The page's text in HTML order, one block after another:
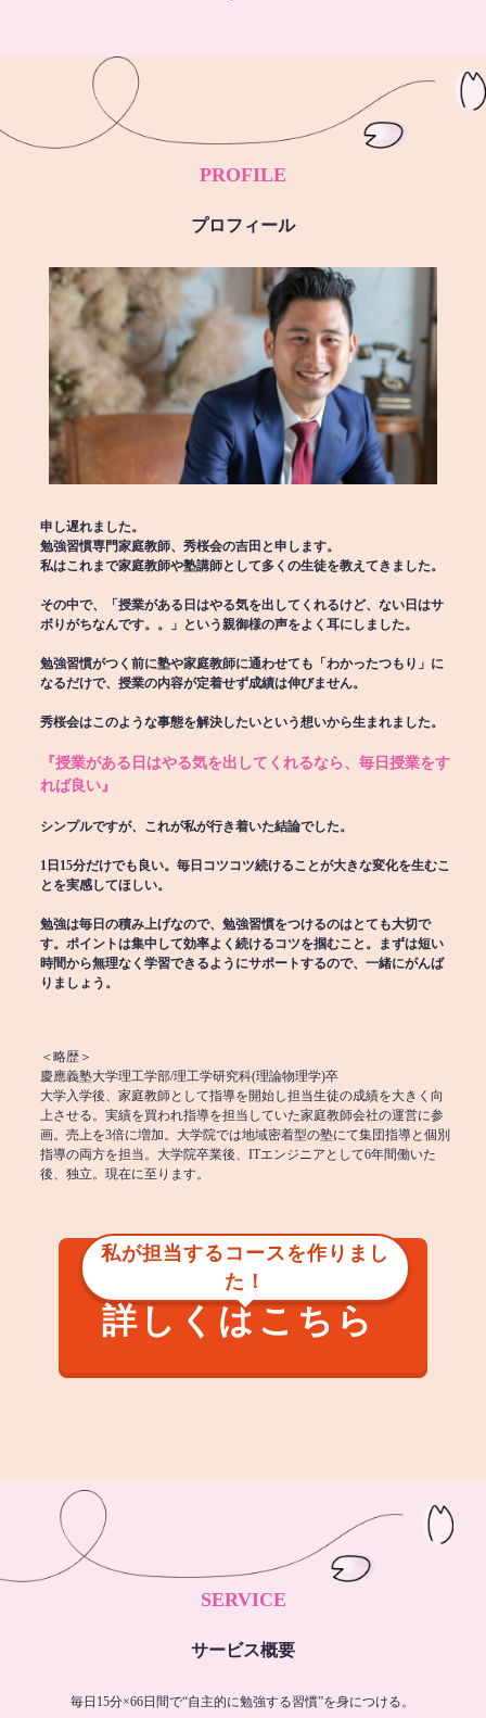
PROFILE
プロフィール
申し遅れました。
勉強習慣専門家庭教師、秀桜会の吉田と申します。
私はこれまで家庭教師や塾講師として多くの生徒を教えてきました。
その中で、「授業がある日はやる気を出してくれるけど、ない日はサ
ボりがちなんです。。」という親御様の声をよく耳にしました。
勉強習慣がつく前に塾や家庭教師に通わせても「わかったつもり」に
なるだけで、授業の内容が定着せず成績は伸びません。
秀桜会はこのような事態を解決したいという想いから生まれました。
『授業がある日はやる気を出してくれるなら、毎日授業をす
れば良い』
シンプルですが、これが私が行き着いた結論でした。
1日15分だけでも良い。毎日コツコツ続けることが大きな変化を生むこ
とを実感してほしい。
勉強は毎日の積み上げなので、勉強習慣をつけるのはとても大切で
す。ポイントは集中して効率よく続けるコツを掴むこと。まずは短い
時間から無理なく学習できるようにサポートするので、一緒にがんば
りましょう。
＜略歴＞
慶應義塾大学理工学部/理工学研究科(理論物理学)卒
大学入学後、家庭教師として指導を開始し担当生徒の成績を大きく向
上させる。実績を買われ指導を担当していた家庭教師会社の運営に参
画。売上を3倍に増加。大学院では地域密着型の塾にて集団指導と個別
指導の両方を担当。大学院卒業後、ITエンジニアとして6年間働いた
後、独立。現在に至ります。
私が担当するコースを作りまし
た！
詳しくはこちら
SERVICE
サービス概要
毎日15分×66日間で“自主的に勉強する習慣”を身につける。